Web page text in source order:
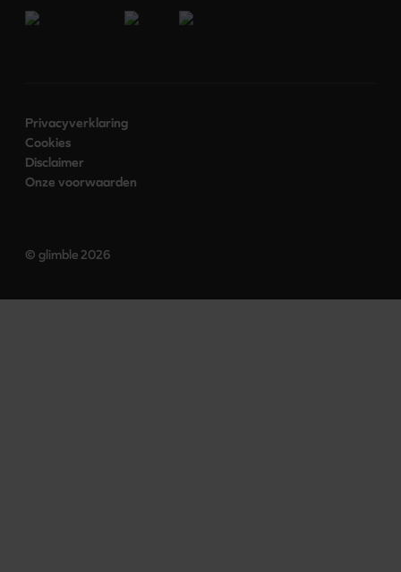
Privacyverklaring
Cookies
Disclaimer
Onze voorwaarden
© glimble 2026